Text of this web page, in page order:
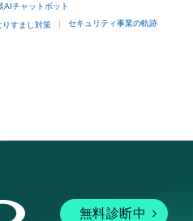
AIチャットボット
りすまし対策 セキュリティ事業の軌跡
無料診断中